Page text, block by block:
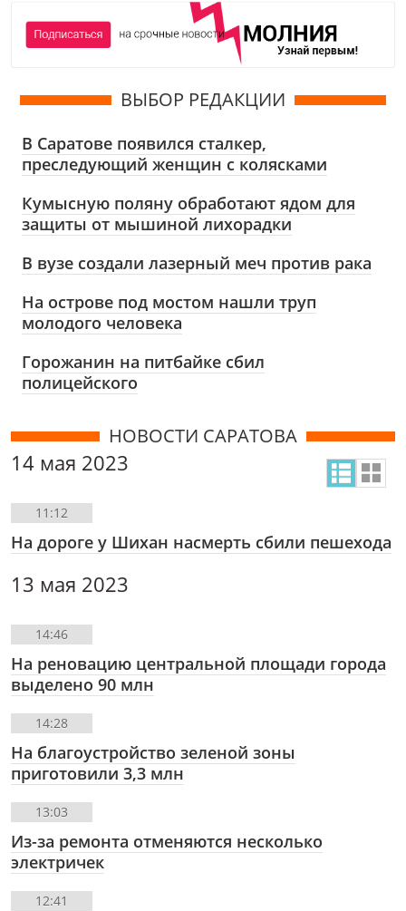
ВЫБОР РЕДАКЦИИ
В Саратове появился сталкер,
преследующий женщин с колясками
Кумысную поляну обработают ядом для
защиты от мышиной лихорадки
В вузе создали лазерный меч против рака
На острове под мостом нашли труп
молодого человека
Горожанин на питбайке сбил
полицейского
НОВОСТИ САРАТОВА
14 мая 2023
11:12
На дороге у Шихан насмерть сбили пешехода
13 мая 2023
14:46
На реновацию центральной площади города
выделено 90 млн
14:28
На благоустройство зеленой зоны
приготовили 3,3 млн
13:03
Из-за ремонта отменяются несколько
электричек
12:41